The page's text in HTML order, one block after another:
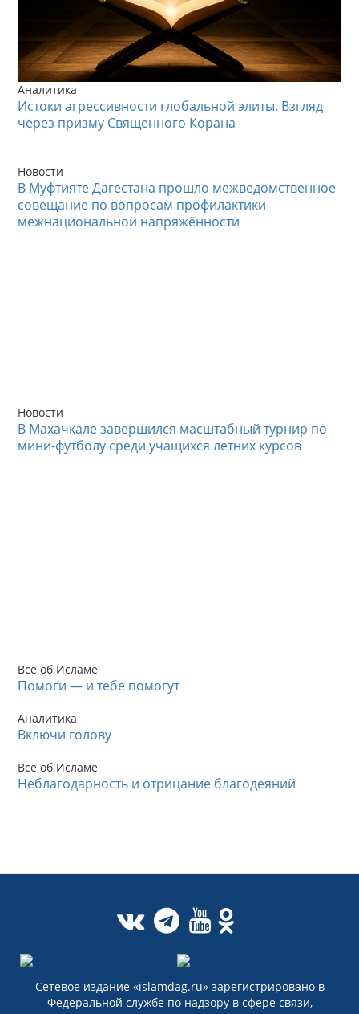
Аналитика
Истоки агрессивности глобальной элиты. Взгляд
через призму Священного Корана
Новости
В Муфтияте Дагестана прошло межведомственное
совещание по вопросам профилактики
межнациональной напряжённости
Новости
В Махачкале завершился масштабный турнир по
мини-футболу среди учащихся летних курсов
Все об Исламе
Помоги — и тебе помогут
Аналитика
Включи голову
Все об Исламе
Неблагодарность и отрицание благодеяний
Сетевое издание «islamdag.ru» зарегистрировано в
Федеральной службе по надзору в сфере связи,